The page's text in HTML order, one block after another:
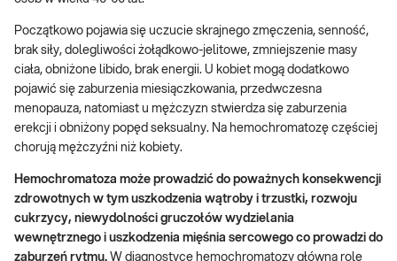
Początkowo pojawia się uczucie skrajnego zmęczenia, senność,
brak siły, dolegliwości żołądkowo-jelitowe, zmniejszenie masy
ciała, obniżone libido, brak energii. U kobiet mogą dodatkowo
pojawić się zaburzenia miesiączkowania, przedwczesna
menopauza, natomiast u mężczyzn stwierdza się zaburzenia
erekcji i obniżony popęd seksualny. Na hemochromatozę częściej
chorują mężczyźni niż kobiety.
Hemochromatoza może prowadzić do poważnych konsekwencji
zdrowotnych w tym uszkodzenia wątroby i trzustki, rozwoju
cukrzycy, niewydolności gruczołów wydzielania
wewnętrznego i uszkodzenia mięśnia sercowego co prowadzi do
zaburzeń rytmu. W diagnostyce hemochromatozy główną rolę